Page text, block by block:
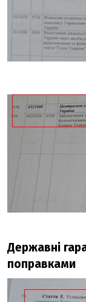
Державні
поправками